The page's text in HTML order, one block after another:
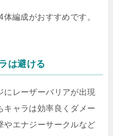
編成がおすすめです。
は避ける
レーザーバリアが出現
キャラは効率良くダメー
やエナジーサークルなど